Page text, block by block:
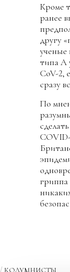
Кроме
ранее
другу
ученые
типа А
CoV-2,
сразу
По
гриппа
КОЛУМНИСТЫ